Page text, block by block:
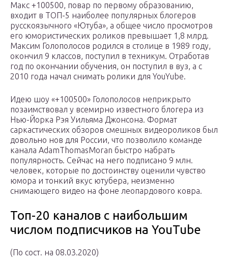
Макс +100500, повар по первому образованию,
входит в ТОП-5 наиболее популярных блогеров
русскоязычного «Ютуба», а общее число просмотров
его юмористических роликов превышает 1,8 млрд.
Максим Голополосов родился в столице в 1989 году,
окончил 9 классов, поступил в техникум. Отработав
год по окончании обучения, он поступил в вуз, а с
2010 года начал снимать ролики для YouYube.
Идею шоу «+100500» Голополосов неприкрыто
позаимствовал у всемирно известного блогера из
Нью-Йорка Рэя Уильяма Джонсона. Формат
саркастических обзоров смешных видеороликов был
довольно нов для России, что позволило команде
канала AdamThomasMoran быстро набрать
популярность. Сейчас на него подписано 9 млн.
человек, которые по достоинству оценили чувство
юмора и тонкий вкус ютубера, неизменно
снимающего видео на фоне леопардового ковра.
Топ-20 каналов с наибольшим
числом подписчиков на YouTube
(По сост. на 08.03.2020)